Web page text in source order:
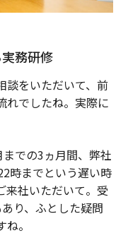
務研修
談をいただいて、前
れでしたね。実際に
での3ヵ月間、弊社
時までという遅い時
来社いただいて。受
り、ふとした疑問
。